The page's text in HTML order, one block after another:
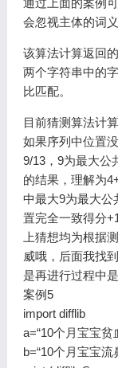
通过上面的案例
会忽视主体的词义
该算法计算返回
两个字符串中的
比匹配。
目前猜测算法计
如果序列中位置
9/13，9为最大公
的结果，理解为
中最大9为最大公
置完全一致得分
上猜想均为根据
威哦，后面我找
是再进行过程中
案例5
import difflib
a=“10个月宝宝贫
b=“10个月宝宝流